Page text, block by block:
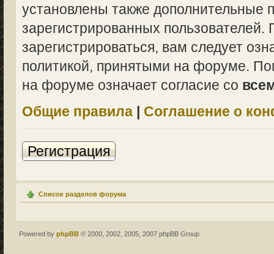
установлены также дополнительные
зарегистрированных
зарегистрироваться, вам следует
политикой, принятыми на форуме.
на форуме означает согласие со
Общие правила | Соглашение о
Регистрация
Список разделов форума
Powered by phpBB © 2000, 2002, 2005, 2007 phpBB Group